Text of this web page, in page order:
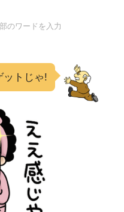
のワードを入力
ットじゃ!